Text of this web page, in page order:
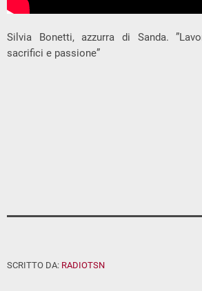
Silvia Bonetti, azzurra di Sanda.
sacrifici e passione”
SCRITTO DA: RADIOTSN